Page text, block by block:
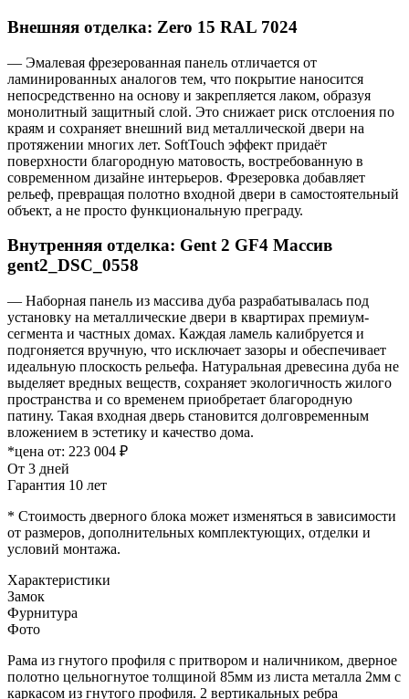
Внешняя отделка: Zero 15 RAL 7024
— Эмалевая фрезерованная панель отличается от
ламинированных аналогов тем, что покрытие наносится
непосредственно на основу и закрепляется лаком, образуя
монолитный защитный слой. Это снижает риск отслоения по
краям и сохраняет внешний вид металлической двери на
протяжении многих лет. SoftTouch эффект придаёт
поверхности благородную матовость, востребованную в
современном дизайне интерьеров. Фрезеровка добавляет
рельеф, превращая полотно входной двери в самостоятельный
объект, а не просто функциональную преграду.
Внутренняя отделка: Gent 2 GF4 Массив
gent2_DSC_0558
— Наборная панель из массива дуба разрабатывалась под
установку на металлические двери в квартирах премиум-
сегмента и частных домах. Каждая ламель калибруется и
подгоняется вручную, что исключает зазоры и обеспечивает
идеальную плоскость рельефа. Натуральная древесина дуба не
выделяет вредных веществ, сохраняет экологичность жилого
пространства и со временем приобретает благородную
патину. Такая входная дверь становится долговременным
вложением в эстетику и качество дома.
*цена от: 223 004 ₽
От 3 дней
Гарантия 10 лет
* Стоимость дверного блока может изменяться в зависимости
от размеров, дополнительных комплектующих, отделки и
условий монтажа.
Характеристики
Замок
Фурнитура
Фото
Рама из гнутого профиля с притвором и наличником, дверное
полотно цельногнутое толщиной 85мм из листа металла 2мм c
каркасом из гнутого профиля. 2 вертикальных ребра